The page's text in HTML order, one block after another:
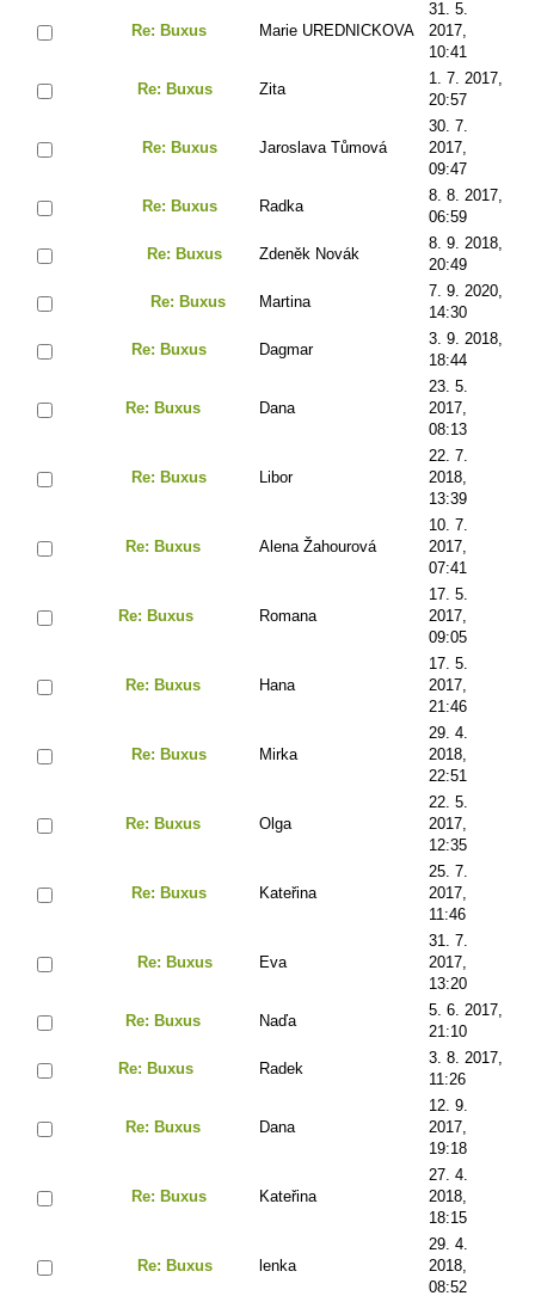
Re: Buxus Marie UREDNICKOVA
31. 5.
2017,
10:41
Re: Buxus Zita
1. 7. 2017,
20:57
Re: Buxus Jaroslava Tůmová
30. 7.
2017,
09:47
Re: Buxus Radka
8. 8. 2017,
06:59
Re: Buxus Zdeněk Novák
8. 9. 2018,
20:49
Re: Buxus Martina
7. 9. 2020,
14:30
Re: Buxus Dagmar
3. 9. 2018,
18:44
Re: Buxus Dana
23. 5.
2017,
08:13
Re: Buxus Libor
22. 7.
2018,
13:39
Re: Buxus Alena Žahourová
10. 7.
2017,
07:41
Re: Buxus Romana
17. 5.
2017,
09:05
Re: Buxus Hana
17. 5.
2017,
21:46
Re: Buxus Mirka
29. 4.
2018,
22:51
Re: Buxus Olga
22. 5.
2017,
12:35
Re: Buxus Kateřina
25. 7.
2017,
11:46
Re: Buxus Eva
31. 7.
2017,
13:20
Re: Buxus Naďa
5. 6. 2017,
21:10
Re: Buxus Radek
3. 8. 2017,
11:26
Re: Buxus Dana
12. 9.
2017,
19:18
Re: Buxus Kateřina
27. 4.
2018,
18:15
Re: Buxus lenka
29. 4.
2018,
08:52